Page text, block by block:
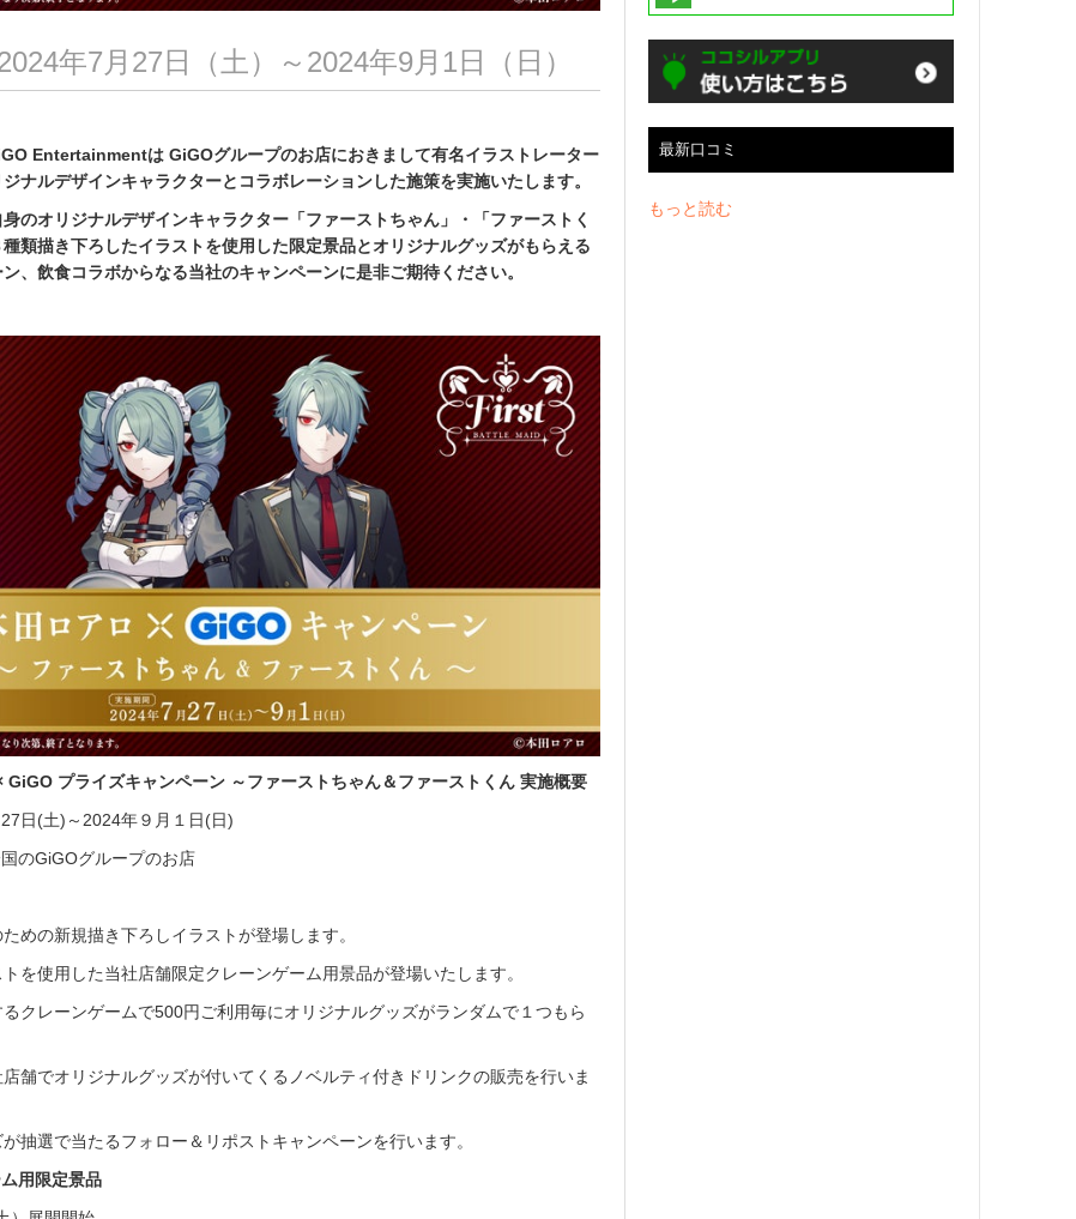
年7月27日（土）～2024年9月1日（日）
Entertainmentは GiGOグループのお店におきまして有名イラストレーター
ナルデザインキャラクターとコラボレーションした施策を実施いたします。
のオリジナルデザインキャラクター「ファーストちゃん」・「ファーストく
類描き下ろしたイラストを使用した限定景品とオリジナルグッズがもらえる
、飲食コラボからなる当社のキャンペーンに是非ご期待ください。
GiGO プライズキャンペーン ～ファーストちゃん＆ファーストくん 実施概要
日(土)～2024年９月１日(日)
のGiGOグループのお店
めの新規描き下ろしイラストが登場します。
トを使用した当社店舗限定クレーンゲーム用景品が登場いたします。
るクレーンゲームで500円ご利用毎にオリジナルグッズがランダムで１つもら
店舗でオリジナルグッズが付いてくるノベルティ付きドリンクの販売を行いま
が抽選で当たるフォロー＆リポストキャンペーンを行います。
用限定景品
最新口コミ
もっと読む